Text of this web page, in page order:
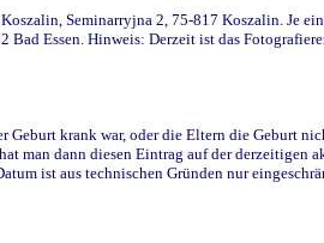
Seminarryjna 2, 75-817 Koszalin. Je
Essen. Hinweis: Derzeit ist das
krank war, oder die Eltern die Geburt
man dann diesen Eintrag auf der derzeitigen
ist aus technischen Gründen nur